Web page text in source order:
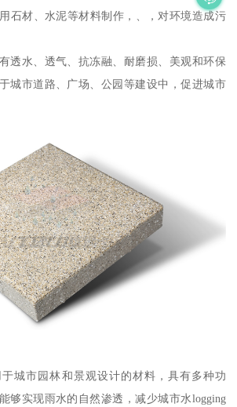
石材、水泥等材料制作，、，对环境造成污
透水、透气、抗冻融、耐磨损、美观和环保
城市道路、广场、公园等建设中，促进城市
城市园林和景观设计的材料，具有多种功
够实现雨水的自然渗透，减少城市水logging